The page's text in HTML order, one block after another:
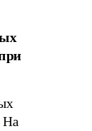
На